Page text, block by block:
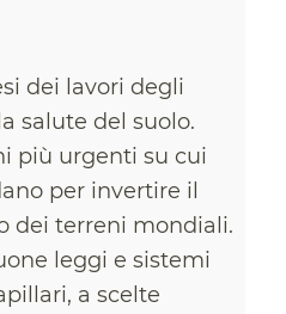
dei lavori degli
salute del suolo.
più urgenti su cui
per invertire il
dei terreni mondiali.
leggi e sistemi
a scelte